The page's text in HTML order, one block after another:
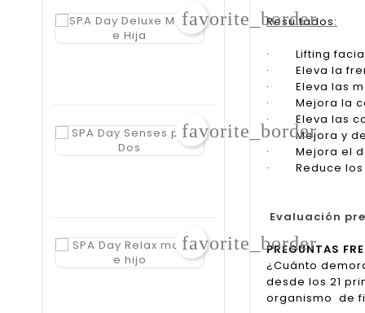
SPA
$128.480
Precio
favorite_border
SPA
$126.400
Precio
Precio
favorite_border
SPA
$120.450
Precio
$160.600Precio
favorite_border
Resultados:
· Lifting
· Eleva la
· Eleva las
· Mejora la
· Eleva las
· Mejora y
· Mejora el
· Reduce los
Evaluación
PREGUNTAS
¿Cuánto
desde los 21
organismo de